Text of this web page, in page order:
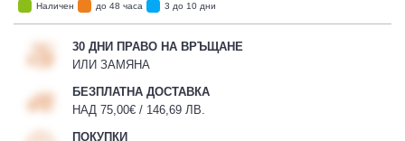
Наличен до 48 часа 3 до 10 дни
30 ДНИ ПРАВО НА ВРЪЩАНЕ
ИЛИ ЗАМЯНА
БЕЗПЛАТНА ДОСТАВКА
НАД 75,00€ / 146,69 ЛВ.
ПОКУПКИ